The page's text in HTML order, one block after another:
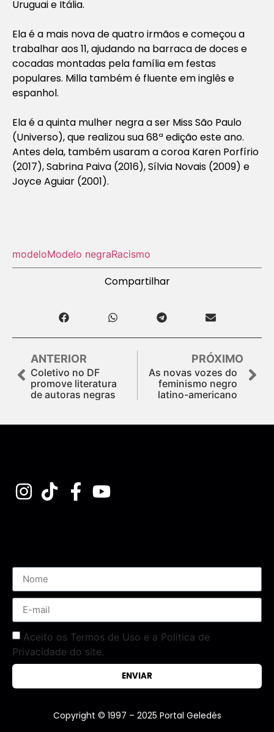
Uruguai e Itália.
Ela é a mais nova de quatro irmãos e começou a
trabalhar aos 11, ajudando na barraca de doces e
cocadas montadas pela família em festas
populares. Milla também é fluente em inglês e
espanhol.
Ela é a quinta mulher negra a ser Miss São Paulo
(Universo), que realizou sua 68ª edição este ano.
Antes dela, também usaram a coroa Karen Porfírio
(2017), Sabrina Paiva (2016), Sílvia Novais (2009) e
Joyce Aguiar (2001).
modeloModelo negraRacismo
Compartilhar
ANTERIOR
Coletivo no DF
promove literatura
de autoras negras
PRÓXIMO
As novas vozes do
feminismo negro
latino-americano
Aceito os Termos de Uso e a Política de
Privacidade do site.
ENVIAR
Copyright © 1997 – 2025 Portal Geledés